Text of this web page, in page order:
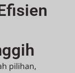
pilihan,